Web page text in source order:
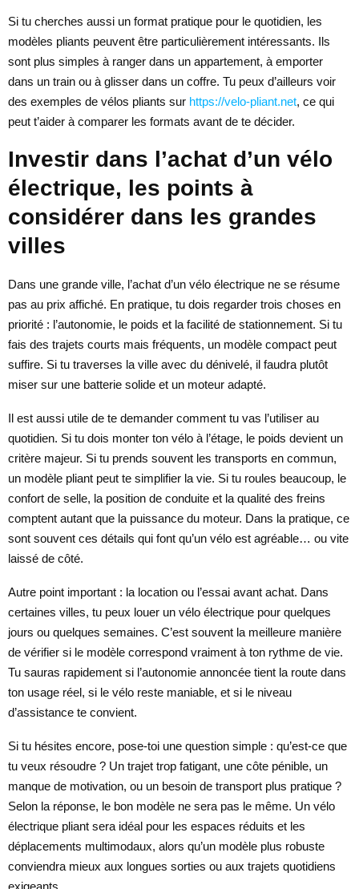
Si tu cherches aussi un format pratique pour le quotidien, les
modèles pliants peuvent être particulièrement intéressants. Ils
sont plus simples à ranger dans un appartement, à emporter
dans un train ou à glisser dans un coffre. Tu peux d’ailleurs voir
des exemples de vélos pliants sur https://velo-pliant.net, ce qui
peut t’aider à comparer les formats avant de te décider.
Investir dans l’achat d’un vélo
électrique, les points à
considérer dans les grandes
villes
Dans une grande ville, l’achat d’un vélo électrique ne se résume
pas au prix affiché. En pratique, tu dois regarder trois choses en
priorité : l’autonomie, le poids et la facilité de stationnement. Si tu
fais des trajets courts mais fréquents, un modèle compact peut
suffire. Si tu traverses la ville avec du dénivelé, il faudra plutôt
miser sur une batterie solide et un moteur adapté.
Il est aussi utile de te demander comment tu vas l’utiliser au
quotidien. Si tu dois monter ton vélo à l’étage, le poids devient un
critère majeur. Si tu prends souvent les transports en commun,
un modèle pliant peut te simplifier la vie. Si tu roules beaucoup, le
confort de selle, la position de conduite et la qualité des freins
comptent autant que la puissance du moteur. Dans la pratique, ce
sont souvent ces détails qui font qu’un vélo est agréable… ou vite
laissé de côté.
Autre point important : la location ou l’essai avant achat. Dans
certaines villes, tu peux louer un vélo électrique pour quelques
jours ou quelques semaines. C’est souvent la meilleure manière
de vérifier si le modèle correspond vraiment à ton rythme de vie.
Tu sauras rapidement si l’autonomie annoncée tient la route dans
ton usage réel, si le vélo reste maniable, et si le niveau
d’assistance te convient.
Si tu hésites encore, pose-toi une question simple : qu’est-ce que
tu veux résoudre ? Un trajet trop fatigant, une côte pénible, un
manque de motivation, ou un besoin de transport plus pratique ?
Selon la réponse, le bon modèle ne sera pas le même. Un vélo
électrique pliant sera idéal pour les espaces réduits et les
déplacements multimodaux, alors qu’un modèle plus robuste
conviendra mieux aux longues sorties ou aux trajets quotidiens
exigeants.